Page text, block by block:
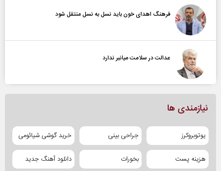
فرهنگ اهدای خون باید نسل به نسل منتقل شود
عدالت در سلامت میانبر ندارد
نیازمندی ها
یوتوبروکرز جراحی بینی خرید گوشی شیائومی
هزینه پست بخورات دانلود آهنگ جدید